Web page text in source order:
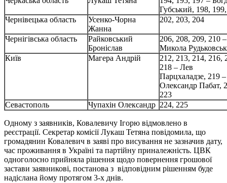
Губський, 198,
Чернівецька область
Усенко-Чорна
Жанна
202, 203, 204
Чернігівська область
Райковський
Броніслав
206, 208, 209, 210 –
Микола
Київ
Магера Андрій
212, 213, 214, 216,
218 – Лев
Парцхаладзе, 219 –
Олександр Пабат,
223
Севастополь
Чупахін Олександр 224, 225
Одному з заявників, Ковалевичу Ігорю відмовлено в
реєстрації. Секретар комісії Лукаш Тетяна повідомила, що
громадянин Ковалевич в заяві про висування не зазначив дату,
час проживання в Україні та партійну приналежність. ЦВК
одноголосно прийняла рішення щодо повернення грошової
застави заявникові, постанова з відповідним рішенням буде
надіслана йому протягом 3-х днів.